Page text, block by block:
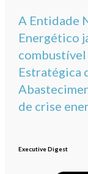
A Entidade
Energético
combustível
Estratégica
de crise
Executive Digest